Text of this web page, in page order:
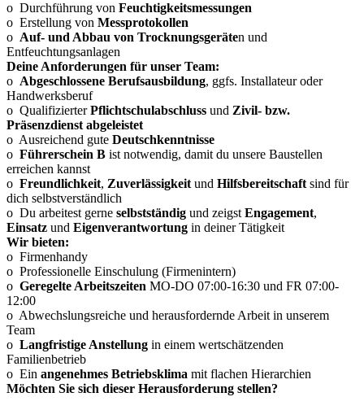
o Durchführung von Feuchtigkeitsmessungen
o Erstellung von Messprotokollen
o Auf- und Abbau von Trocknungsgeräten und
Entfeuchtungsanlagen
Deine Anforderungen für unser Team:
o Abgeschlossene Berufsausbildung, ggfs. Installateur oder
Handwerksberuf
o QualifizierterPflichtschulabschluss und Zivil- bzw.
Präsenzdienst abgeleistet
o Ausreichend gute Deutschkenntnisse
o Führerschein B ist notwendig, damit du unsere Baustellen
erreichen kannst
o Freundlichkeit, Zuverlässigkeit und Hilfsbereitschaft sind für
dich selbstverständlich
o Du arbeitest gerne selbstständig und zeigst Engagement,
Einsatz und Eigenverantwortung in deiner Tätigkeit
Wir bieten:
o Firmenhandy
o Professionelle Einschulung (Firmenintern)
o Geregelte Arbeitszeiten MO-DO 07:00-16:30 und FR 07:00-
12:00
o Abwechslungsreiche und herausfordernde Arbeit in unserem
Team
o Langfristige Anstellung in einem wertschätzenden
Familienbetrieb
o Ein angenehmes Betriebsklima mit flachen Hierarchien
Möchten Sie sich dieser Herausforderung stellen?